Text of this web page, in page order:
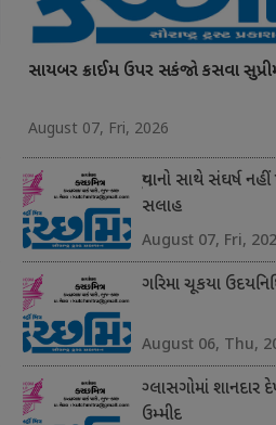
સાયબર ક્રાઈમ ઉપર સકંજો કસવા
August 07, Fri, 2026
યુવાનો સાથે સંઘર્ષ
સલાહ
August 07, Fri,
ગરિમા ચૂકયા
August 06, Thu,
ગ્લાસગોમાં શાનદાર
ઉમ્મીદ